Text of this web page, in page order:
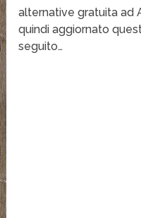
alternative gratuita ad
quindi aggiornato
seguito…